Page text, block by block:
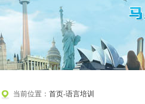
当前位置： 首页-语言培训